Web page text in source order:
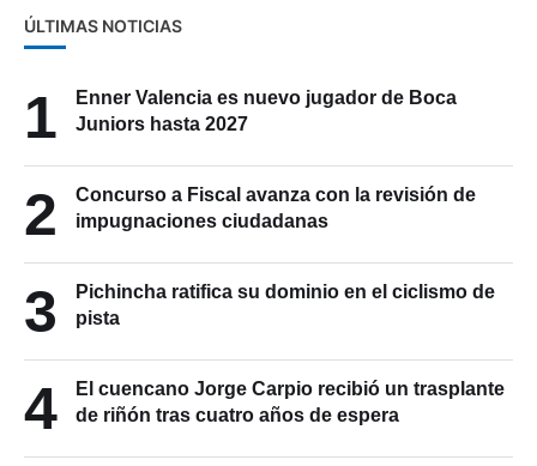
ÚLTIMAS NOTICIAS
1
Enner Valencia es nuevo jugador de Boca
Juniors hasta 2027
2
Concurso a Fiscal avanza con la revisión de
impugnaciones ciudadanas
3
Pichincha ratifica su dominio en el ciclismo de
pista
4
El cuencano Jorge Carpio recibió un trasplante
de riñón tras cuatro años de espera